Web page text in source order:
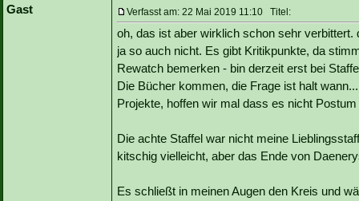
Gast
Verfasst am: 22 Mai 2019 11:10 Titel:
oh, das ist aber wirklich schon sehr
ja so auch nicht. Es gibt Kritikpunkte, da
Rewatch bemerken - bin derzeit erst bei
Die Bücher kommen, die Frage ist halt
Projekte, hoffen wir mal dass es nicht
Die achte Staffel war nicht meine
kitschig vielleicht, aber das Ende von
Es schließt in meinen Augen den Kreis und